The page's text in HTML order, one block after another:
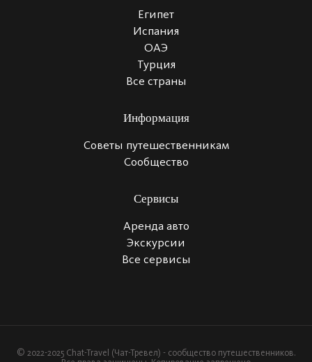
Египет
Испания
ОАЭ
Турция
Все страны
Информация
Советы путешественникам
Сообщество
Сервисы
Аренда авто
Экскурсии
Все сервисы
© 2022-2025 Chat-Travel (Чат-Тревел) - сообщество путешественников.